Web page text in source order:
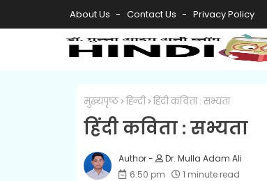
About Us Contact Us Privacy Policy
मुख्यपृष्ठ हिन्दी हिंदी कविता : सभ्यता
हिंदी कविता : सभ्यता
Dr. Mulla Adam Ali
6:50 pm
1 minute read